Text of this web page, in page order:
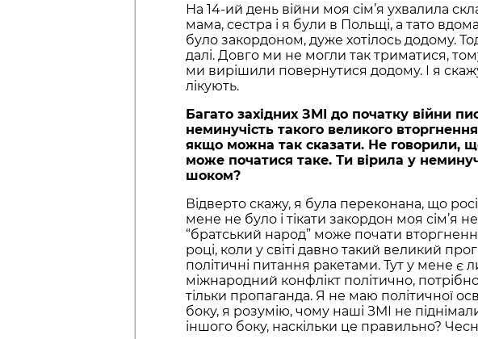
На 14-ий день війни моя сім’я ухвалила
мама, сестра і я були в Польщі, а тато
було закордоном, дуже хотілось додому.
далі. Довго ми не могли так триматися,
ми вирішили повернутися додому. І я
лікують.
Багато західних ЗМІ до початку війни
неминучість такого великого
якщо можна так сказати. Не говорили,
може початися таке. Ти вірила у
шоком?
Відверто скажу, я була переконана, що
мене не було і тікати закордон моя сім’я
“братський народ” може почати
році, коли у світі давно такий великий
політичні питання ракетами. Тут у мене є
міжнародний конфлікт політично,
тільки пропаганда. Я не маю політичної
боку, я розумію, чому наші ЗМІ не
іншого боку, наскільки це правильно?